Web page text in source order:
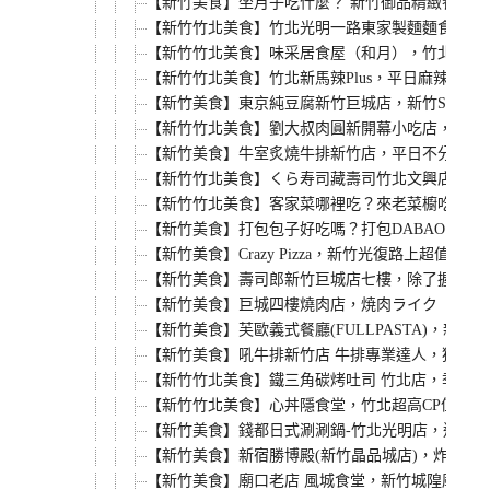
【新竹竹北美食】竹北光明一路東家製麵麵食館
【新竹竹北美食】味采居食屋（和月），竹北文
【新竹竹北美食】竹北新馬辣Plus，平日麻辣火
【新竹美食】東京純豆腐新竹巨城店，新竹
【新竹竹北美食】劉大叔肉圓新開幕小吃店，內
【新竹美食】牛室炙燒牛排新竹店，平日不分時
【新竹竹北美食】くら寿司藏壽司竹北文興店，
【新竹竹北美食】客家菜哪裡吃？來老菜櫥吃客
【新竹美食】打包包子好吃嗎？打包DABAO的開
【新竹美食】Crazy Pizza，新竹光復路上超值十
【新竹美食】壽司郎新竹巨城店七樓，除了握壽
【新竹美食】巨城四樓燒肉店，焼肉ライク（燒
【新竹美食】芙歐義式餐廳(FULLPASTA)，新竹
【新竹美食】吼牛排新竹店 牛排專業達人，獨家
【新竹竹北美食】鐵三角碳烤吐司 竹北店，季節
【新竹竹北美食】心丼隱食堂，竹北超高CP值日
【新竹美食】錢都日式涮涮鍋-竹北光明店，連鎖
【新竹美食】新宿勝博殿(新竹晶品城店)，炸牡蠣
【新竹美食】廟口老店 風城食堂，新竹城隍廟商